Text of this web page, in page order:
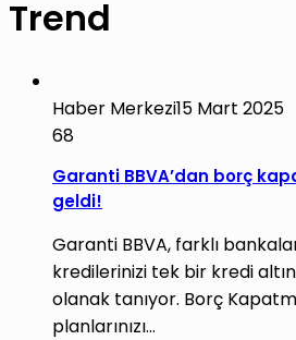
Trend
Haber Merkezi15 Mart 2025
68
Garanti BBVA’dan borç
geldi!
Garanti BBVA, farklı
kredilerinizi tek bir kredi
olanak tanıyor. Borç
planlarınızı…